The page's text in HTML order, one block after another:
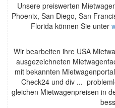
Unsere preiswerten
Phoenix, San Diego, San
Florida können Sie unter
Wir bearbeiten ihre USA
ausgezeichneten
mit bekannten
Check24 und div ...
gleichen Mietwagenpreisen in